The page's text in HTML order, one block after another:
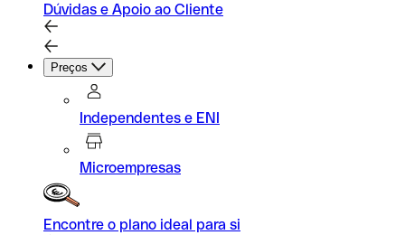
Dúvidas e Apoio ao Cliente
Preços
Independentes e ENI
Microempresas
Encontre o plano ideal para si